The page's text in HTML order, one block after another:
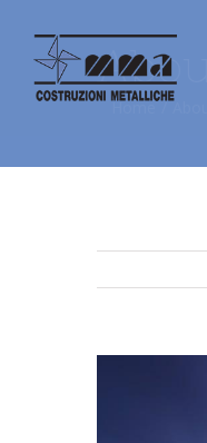
About
Home / About